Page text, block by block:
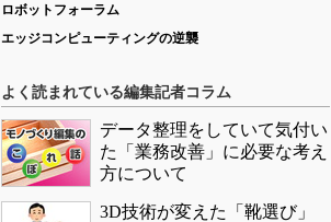
ロボットフォーラム
エッジコンピューティングの逆襲
よく読まれている編集記者コラム
データ整理をしていて気付い
た「業務改善」に必要な考え
方について
3D技術が変えた「靴選び」